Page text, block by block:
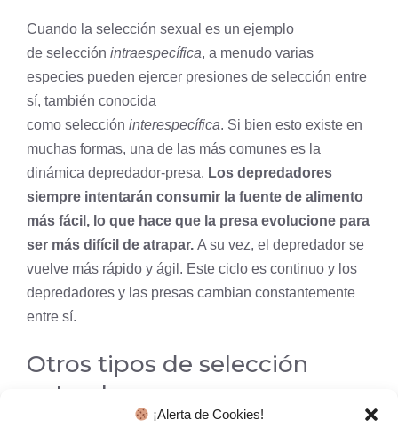
¡Alerta de Cookies!
Cuando la selección sexual es un ejemplo
de selección intraespecífica, a menudo varias
especies pueden ejercer presiones de selección entre
sí, también conocida
como selección interespecífica. Si bien esto existe en
muchas formas, una de las más comunes es la
dinámica depredador-presa. Los depredadores
siempre intentarán consumir la fuente de alimento
más fácil, lo que hace que la presa evolucione para
ser más difícil de atrapar. A su vez, el depredador se
vuelve más rápido y ágil. Este ciclo es continuo y los
depredadores y las presas cambian constantemente
entre sí.
Otros tipos de selección
natural